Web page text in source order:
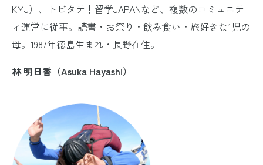
KMJ）、トビタテ！留学JAPANなど、複数のコミュニテ
ィ運営に従事。読書・お祭り・飲み食い・旅好きな1児の
母。1987年徳島生まれ・長野在住。
林 明日香（Asuka Hayashi）